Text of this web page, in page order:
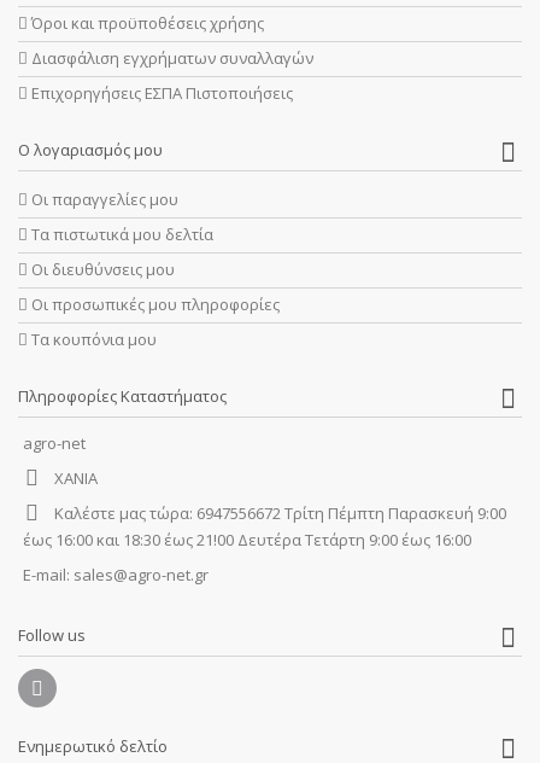
Όροι και προϋποθέσεις χρήσης
Διασφάλιση εγχρήματων συναλλαγών
Επιχορηγήσεις ΕΣΠΑ Πιστοποιήσεις
Ο λογαριασμός μου
Οι παραγγελίες μου
Τα πιστωτικά μου δελτία
Οι διευθύνσεις μου
Οι προσωπικές μου πληροφορίες
Τα κουπόνια μου
Πληροφορίες Καταστήματος
agro-net
ΧΑΝΙΑ
Καλέστε μας τώρα: 6947556672 Τρίτη Πέμπτη Παρασκευή 9:00
έως 16:00 και 18:30 έως 21!00 Δευτέρα Τετάρτη 9:00 έως 16:00
E-mail: sales@agro-net.gr
Follow us
Ενημερωτικό δελτίο